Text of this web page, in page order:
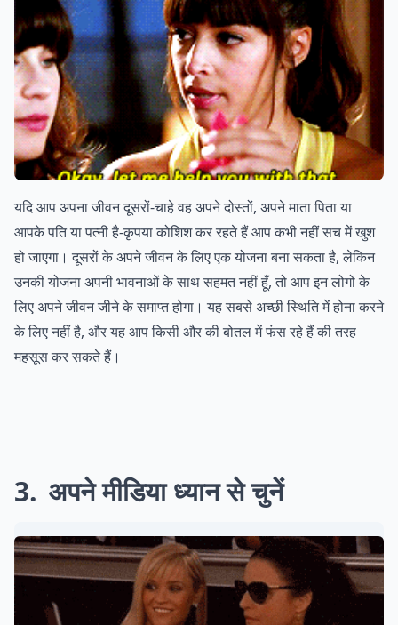
यदि आप अपना जीवन दूसरों-चाहे वह अपने दोस्तों, अपने माता पिता या
आपके पति या पत्नी है-कृपया कोशिश कर रहते हैं आप कभी नहीं सच में खुश
हो जाएगा। दूसरों के अपने जीवन के लिए एक योजना बना सकता है, लेकिन
उनकी योजना अपनी भावनाओं के साथ सहमत नहीं हूँ, तो आप इन लोगों के
लिए अपने जीवन जीने के समाप्त होगा। यह सबसे अच्छी स्थिति में होना करने
के लिए नहीं है, और यह आप किसी और की बोतल में फंस रहे हैं की तरह
महसूस कर सकते हैं।
3 अपने मीडिया ध्यान से चुनें